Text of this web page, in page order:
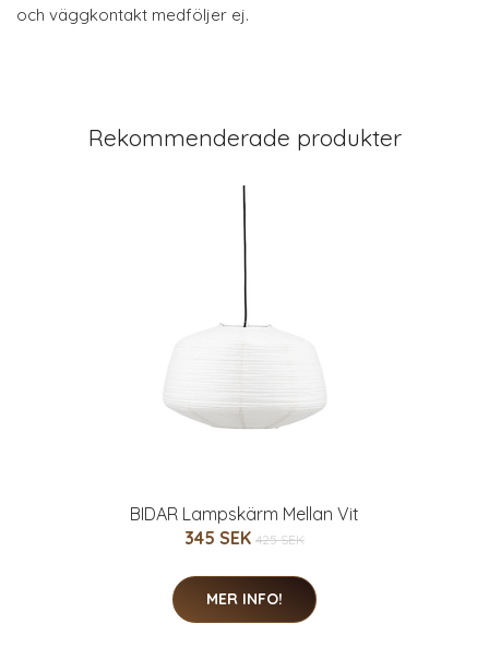
och väggkontakt medföljer ej.
Rekommenderade produkter
BIDAR Lampskärm Mellan Vit
345 SEK 425 SEK
MER INFO!